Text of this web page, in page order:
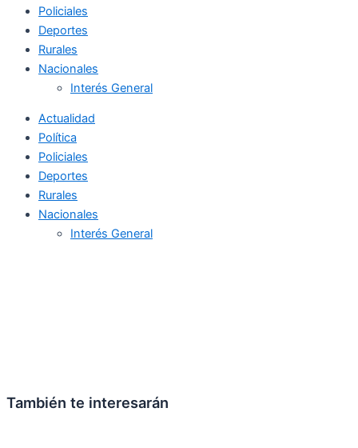
Policiales
Deportes
Rurales
Nacionales
Interés General
Actualidad
Política
Policiales
Deportes
Rurales
Nacionales
Interés General
También te interesarán